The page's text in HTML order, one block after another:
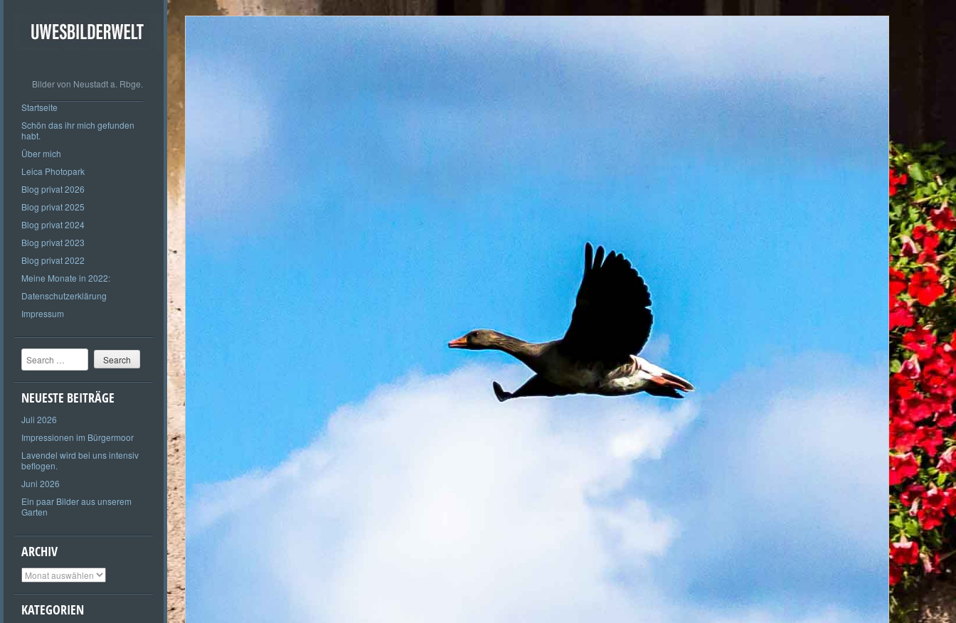
Bilder von Neustadt a. Rbge.
Startseite
Schön das ihr mich gefunden
habt.
Über mich
Leica Photopark
Blog privat 2026
Blog privat 2025
Blog privat 2024
Blog privat 2023
Blog privat 2022
Meine Monate in 2022:
Datenschutzerklärung
Impressum
Search
NEUESTE BEITRÄGE
Juli 2026
Impressionen im Bürgermoor
Lavendel wird bei uns intensiv
beflogen.
Juni 2026
Ein paar Bilder aus unserem
Garten
ARCHIV
Archiv
KATEGORIEN